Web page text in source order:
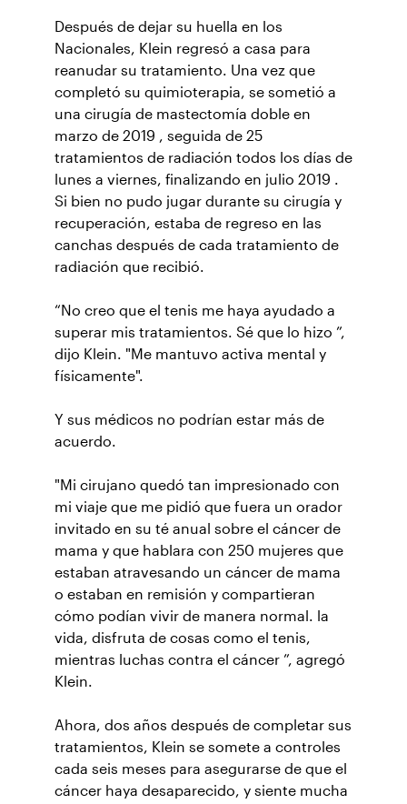
Después de dejar su huella en los
Nacionales, Klein regresó a casa para
reanudar su tratamiento. Una vez que
completó su quimioterapia, se sometió a
una cirugía de mastectomía doble en
marzo de 2019 , seguida de 25
tratamientos de radiación todos los días de
lunes a viernes, finalizando en julio 2019 .
Si bien no pudo jugar durante su cirugía y
recuperación, estaba de regreso en las
canchas después de cada tratamiento de
radiación que recibió.
“No creo que el tenis me haya ayudado a
superar mis tratamientos. Sé que lo hizo ”,
dijo Klein. "Me mantuvo activa mental y
físicamente".
Y sus médicos no podrían estar más de
acuerdo.
"Mi cirujano quedó tan impresionado con
mi viaje que me pidió que fuera un orador
invitado en su té anual sobre el cáncer de
mama y que hablara con 250 mujeres que
estaban atravesando un cáncer de mama
o estaban en remisión y compartieran
cómo podían vivir de manera normal. la
vida, disfruta de cosas como el tenis,
mientras luchas contra el cáncer ”, agregó
Klein.
Ahora, dos años después de completar sus
tratamientos, Klein se somete a controles
cada seis meses para asegurarse de que el
cáncer haya desaparecido, y siente mucha